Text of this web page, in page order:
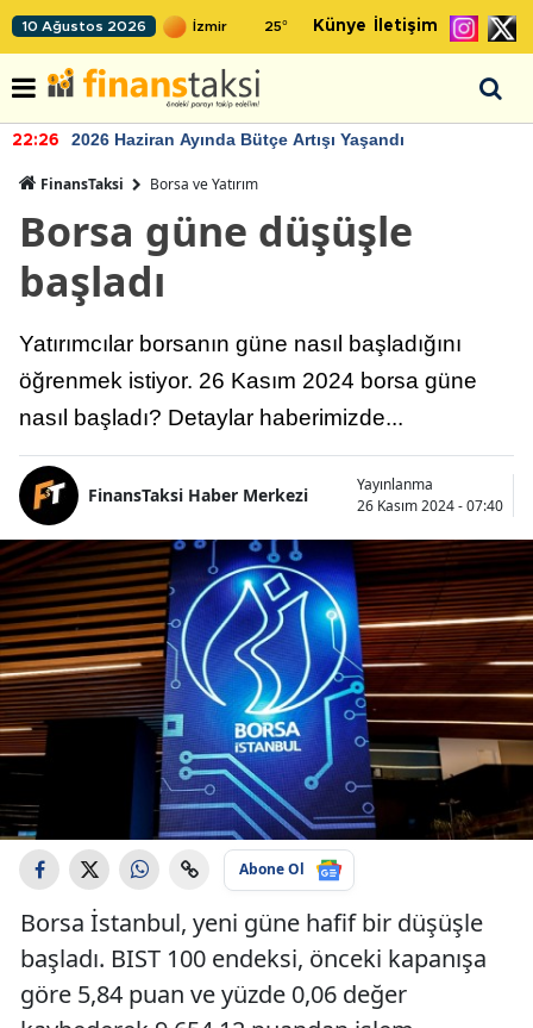
10 Ağustos 2026 25° Künye İletişim
22:26 2026 Haziran Ayında Bütçe Artışı Yaşandı
FinansTaksi Borsa ve Yatırım
Borsa güne düşüşle
başladı
Yatırımcılar borsanın güne nasıl başladığını
öğrenmek istiyor. 26 Kasım 2024 borsa güne
nasıl başladı? Detaylar haberimizde...
FinansTaksi Haber Merkezi
Yayınlanma
26 Kasım 2024 - 07:40
Abone Ol
Borsa İstanbul, yeni güne hafif bir düşüşle
başladı. BIST 100 endeksi, önceki kapanışa
göre 5,84 puan ve yüzde 0,06 değer